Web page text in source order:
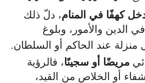
كهفًا في المنام، دلّ ذلك
الدين والأمور، وبلوغ
منزلة عند الحاكم أو السلطان.
مريضًا أو سجينًا، فالرؤية
أو الخلاص من القيد،